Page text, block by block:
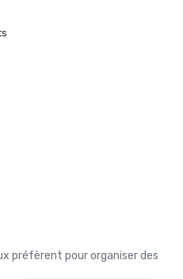
préfèrent pour organiser des